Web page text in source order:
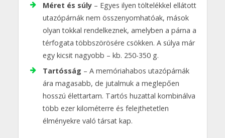
Méret és súly – Egyes ilyen töltelékkel ellátott
utazópárnák nem összenyomhatóak, mások
olyan tokkal rendelkeznek, amelyben a párna a
térfogata többszörösére csökken. A súlya már
egy kicsit nagyobb – kb. 250-350 g.
Tartósság – A memóriahabos utazópárnák
ára magasabb, de jutalmuk a meglepően
hosszú élettartam. Tartós huzattal kombinálva
több ezer kilométerre és felejthetetlen
élményekre való társat kap.